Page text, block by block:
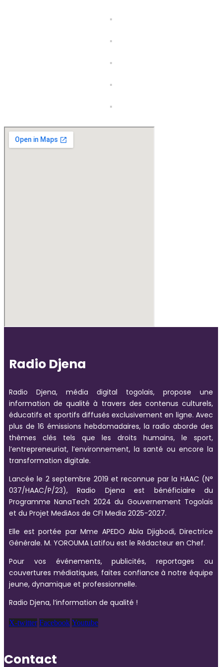
Radio Djena
Radio Djena, média digital togolais, propose une
information de qualité à travers des contenus culturels,
éducatifs et sportifs diffusés exclusivement en ligne. Avec
plus de 16 émissions hebdomadaires, la radio aborde des
thèmes clés tels que les droits humains, le sport,
l’entrepreneuriat, l’environnement, la santé ou encore la
transformation digitale.
Lancée le 2 septembre 2019 et reconnue par la HAAC (N°
037/HAAC/P/23), Radio Djena est bénéficiaire du
Programme NanaTech 2024 du Gouvernement Togolais
et du Projet MediAos de CFI Media 2025-2027.
Elle est portée par Mme APEDO Abla Djigbodi, Directrice
Générale. M. YOROUMA Latifou est le Rédacteur en Chef.
Pour vos événements, publicités, reportages ou
couvertures médiatiques, faites confiance à notre équipe
jeune, dynamique et professionnelle.
Radio Djena, l’information de qualité !
X-twitter Facebook Youtube
Contact